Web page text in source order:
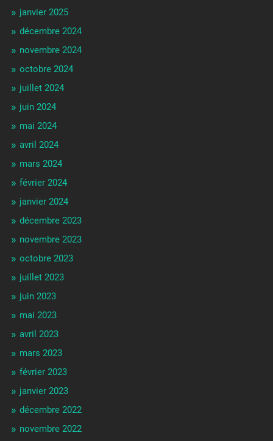
janvier 2025
décembre 2024
novembre 2024
octobre 2024
juillet 2024
juin 2024
mai 2024
avril 2024
mars 2024
février 2024
janvier 2024
décembre 2023
novembre 2023
octobre 2023
juillet 2023
juin 2023
mai 2023
avril 2023
mars 2023
février 2023
janvier 2023
décembre 2022
novembre 2022